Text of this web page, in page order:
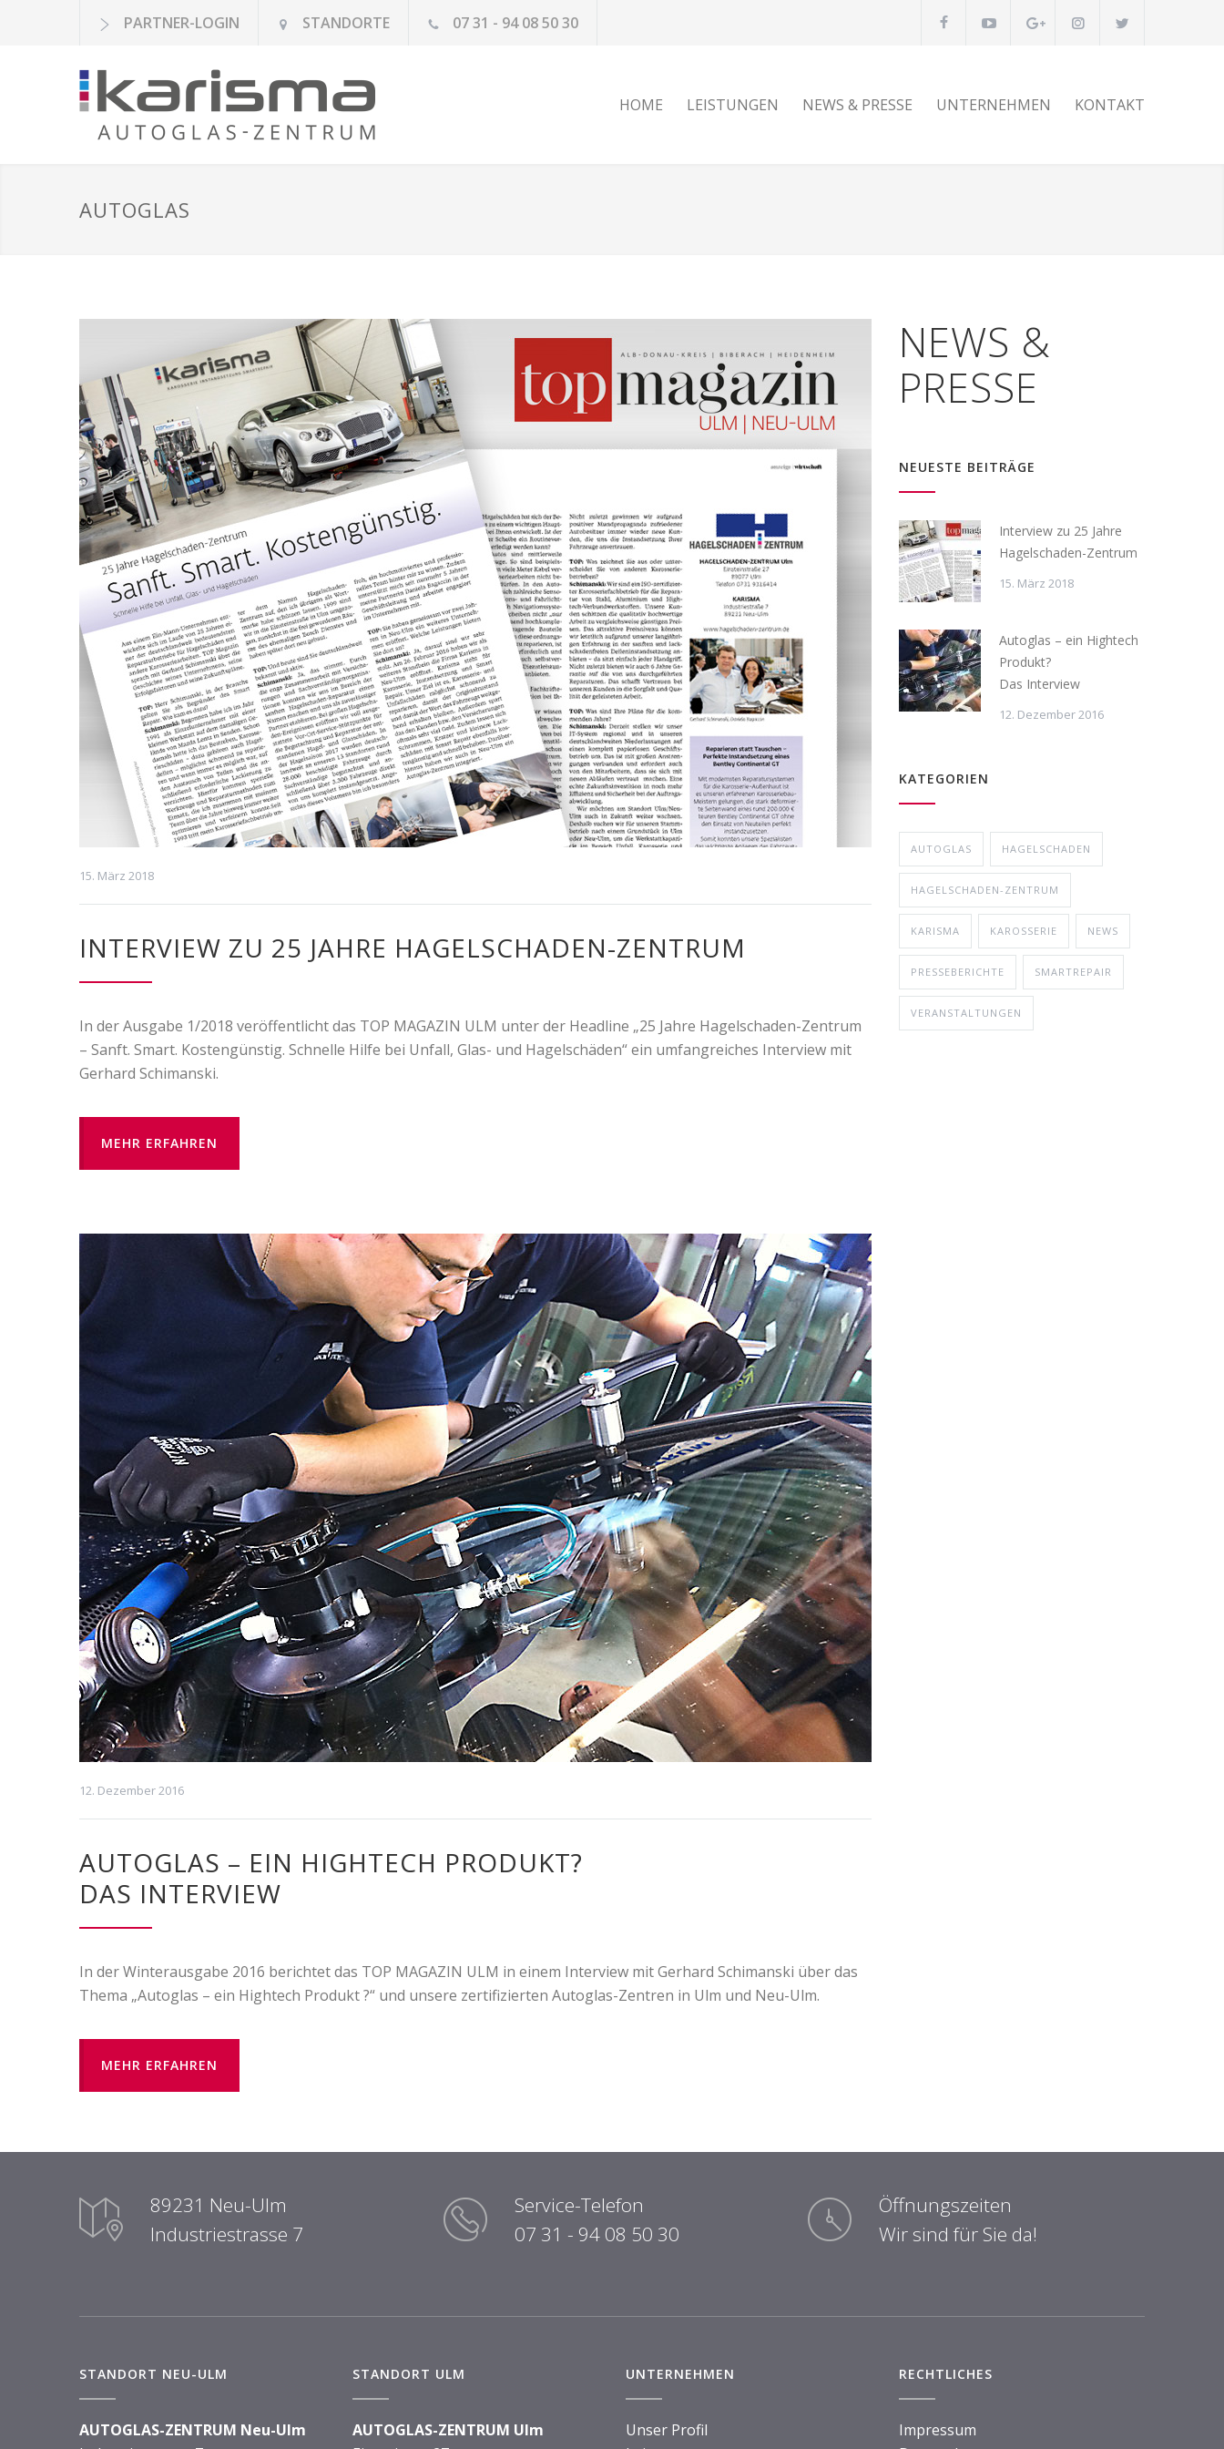
PARTNER-LOGIN STANDORTE 07 31 - 94 08 50 30
HOME LEISTUNGEN NEWS & PRESSE UNTERNEHMEN KONTAKT
AUTOGLAS
15. März 2018
INTERVIEW ZU 25 JAHRE HAGELSCHADEN-ZENTRUM
In der Ausgabe 1/2018 veröffentlicht das TOP MAGAZIN ULM unter der Headline „25 Jahre Hagelschaden-Zentrum
– Sanft. Smart. Kostengünstig. Schnelle Hilfe bei Unfall, Glas- und Hagelschäden“ ein umfangreiches Interview mit
Gerhard Schimanski.
MEHR ERFAHREN
12. Dezember 2016
AUTOGLAS – EIN HIGHTECH PRODUKT?
DAS INTERVIEW
In der Winterausgabe 2016 berichtet das TOP MAGAZIN ULM in einem Interview mit Gerhard Schimanski über das
Thema „Autoglas – ein Hightech Produkt ?“ und unsere zertifizierten Autoglas-Zentren in Ulm und Neu-Ulm.
MEHR ERFAHREN
NEWS &
PRESSE
NEUESTE BEITRÄGE
Interview zu 25 Jahre
Hagelschaden-Zentrum
15. März 2018
Autoglas – ein Hightech
Produkt?
Das Interview
12. Dezember 2016
KATEGORIEN
AUTOGLAS HAGELSCHADEN
HAGELSCHADEN-ZENTRUM
KARISMA KAROSSERIE NEWS
PRESSEBERICHTE SMARTREPAIR
VERANSTALTUNGEN
89231 Neu-Ulm
Industriestrasse 7
Service-Telefon
07 31 - 94 08 50 30
Öffnungszeiten
Wir sind für Sie da!
STANDORT NEU-ULM
AUTOGLAS-ZENTRUM Neu-Ulm
STANDORT ULM
AUTOGLAS-ZENTRUM Ulm
UNTERNEHMEN
Unser Profil
RECHTLICHES
Impressum